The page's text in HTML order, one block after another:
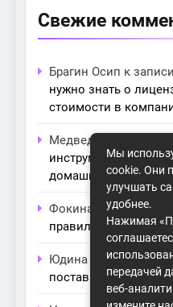
Свежие
Брагин Осип к записи
нужно знать о
стоимости в
Медведева Амалия
инструменты для
домашних условиях
Фокина Невак
правильный модем
Юдина Ивонак
поставщиками
Мы
cookie. Они
улучшать
удобнее.
Нажимая
передачей
веб-